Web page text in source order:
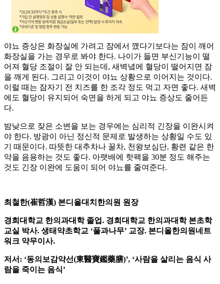
야뇨 증상은 화장실에 가려고 잠에서 깼다기보다는 잠이 깨어
화장실을 가는 경우로 봐야 한다. 나이가 들면 부신기능이 떨
어져 혈당 조절이 잘 안 되는데, 새벽녘에 혈당이 떨어지면 잠
을 깨게 된다. 그리고 이것이 야뇨 상황으로 이어지는 것이다.
이럴 때는 잠자기 전 치즈를 한 조각 정도 먹고 자면 좋다. 새벽
에도 혈당이 유지되어 숙면을 하게 되고 야뇨 증상도 줄어든
다.
밤낮으로 잦은 소변을 보는 경우에는 심리적 긴장을 이완시켜
야 한다. 방광이 아닌 정신적 문제로 발생하는 상황일 수도 있
기 때문이다. 따뜻한 대추차나 꿀차, 천왕보심단, 황련 같은 한
약을 음용하는 것도 좋다. 아랫배에 핫팩을 30분 정도 해주는
것도 긴장 이완에 도움이 되어 야뇨를 줄여준다.
최철한(崔哲漢) 본디올대치한의원 원장
경희대학교 한의과대학 졸업. 경희대학교 한의과대학 본초학
교실 박사. 생태약초학교 ‘풀과나무’ 교장. 본디올한의원네트
워크 약무이사.
저서: ‘동의보감약선(東醫寶鑑藥膳)’, ‘사람을 살리는 음식 사
람을 죽이는 음식’